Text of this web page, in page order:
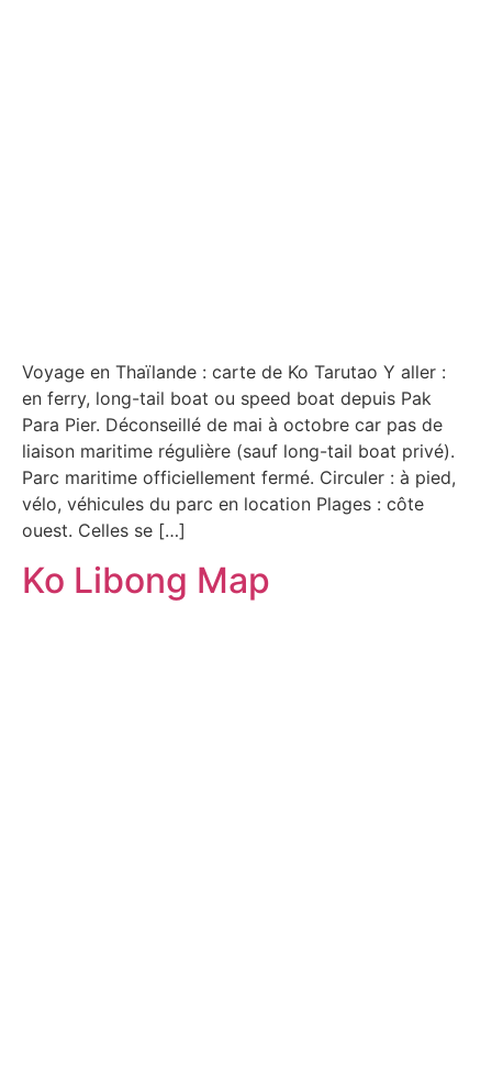
Voyage en Thaïlande : carte de Ko Tarutao Y aller :
en ferry, long-tail boat ou speed boat depuis Pak
Para Pier. Déconseillé de mai à octobre car pas de
liaison maritime régulière (sauf long-tail boat privé).
Parc maritime officiellement fermé. Circuler : à pied,
vélo, véhicules du parc en location Plages : côte
ouest. Celles se […]
Ko Libong Map